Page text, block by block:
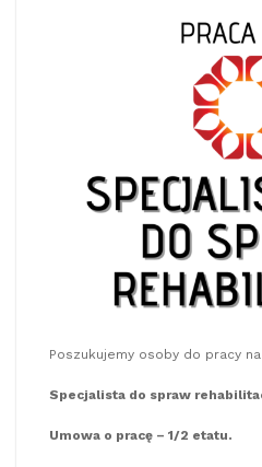
Poszukujemy osoby do pracy
Specjalista do spraw
Umowa o pracę – 1/2 etatu.